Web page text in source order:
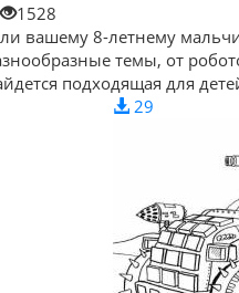
1528
вашему 8-летнему
темы, от
подходящая для
29